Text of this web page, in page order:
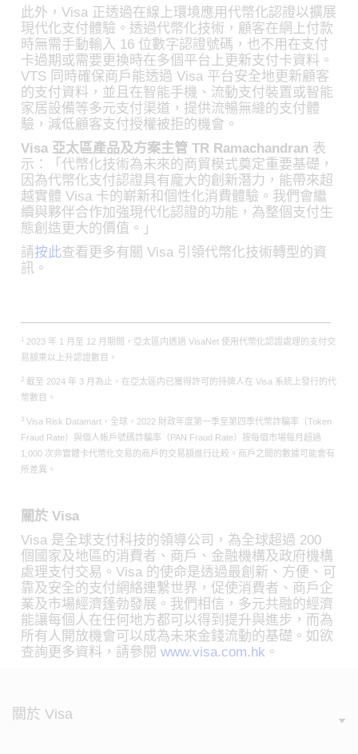
此外，Visa 正透過在線上環境應用代幣化認證以擴展
現代化支付體驗。透過代幣化技術，顧客在網上付款
時無需手動輸入 16 位數字認證號碼，也不用在支付
卡過期或需要更換時在多個平台上更新支付卡資料。
VTS 同時確保商戶能透過 Visa 平台安全地更新顧客
的支付資料，並且在智能手機、流動支付裝置或智能
家居設備等多元支付渠道，提供流暢無縫的支付體
驗，減低顧客支付授權被拒的機會。
Visa 亞太區產品及方案主管 TR Ramachandran 表
示：「代幣化技術為未來的商貿模式奠定重要基礎，
因為代幣化支付認證具有龐大的創新潛力，能帶來超
越實體 Visa 卡的嶄新和個性化消費體驗。我們會繼
續與夥伴合作加強現代化認證的功能，為整個支付生
態創造更大的價值。」
請按此查看更多有關 Visa 引領代幣化技術轉型的資
訊。
1 2023 年 1 月至 12 月期間，亞太區内透過 VisaNet 使用代幣化認證處理的支付交
易額乘以上升認證數目。
2 截至 2024 年 3 月為止，在亞太區内已獲得許可的持牌人在 Visa 系統上發行的代
幣數目。
3 Visa Risk Datamart，全球，2022 財政年度第一季至第四季代幣詐騙率（Token
Fraud Rate）與個人帳戶號碼詐騙率（PAN Fraud Rate）按每個市場每月超過
1,000 次非實體卡代幣化交易的商戶的交易額進行比較。商戶之間的數據可能會有
所差異。
關於 Visa
Visa 是全球支付科技的領導公司，為全球超過 200
個國家及地區的消費者、商戶、金融機構及政府機構
處理支付交易。Visa 的使命是透過最創新、方便、可
靠及安全的支付網絡連繫世界，促使消費者、商戶企
業及市場經濟蓬勃發展。我們相信，多元共融的經濟
能讓每個人在任何地方都可以得到提升與進步，而為
所有人開放機會可以成為未來金錢流動的基礎。如欲
查詢更多資料，請參閱www.visa.com.hk 。
關於 Visa